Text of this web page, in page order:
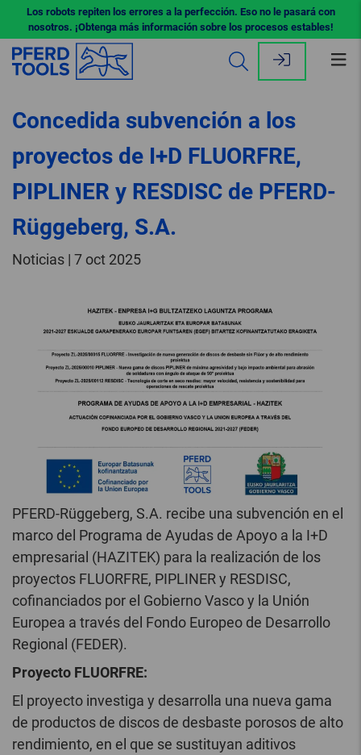
Los robots repiten los errores a la perfección. Eso no le pasará con
nosotros. ¡Obtenga más información sobre los procesos estables!
Concedida subvención a los
proyectos de I+D FLUORFRE,
PIPLINER y RESDISC de PFERD-
Rüggeberg, S.A.
Noticias | 7 oct 2025
PFERD-Rüggeberg, S.A. recibe una subvención en el
marco del Programa de Ayudas de Apoyo a la I+D
empresarial (HAZITEK) para la realización de los
proyectos FLUORFRE, PIPLINER y RESDISC,
cofinanciados por el Gobierno Vasco y la Unión
Europea a través del Fondo Europeo de Desarrollo
Regional (FEDER).
Proyecto FLUORFRE:
El proyecto investiga y desarrolla una nueva gama
de productos de discos de desbaste porosos de alto
rendimiento, en el que se sustituyan aditivos